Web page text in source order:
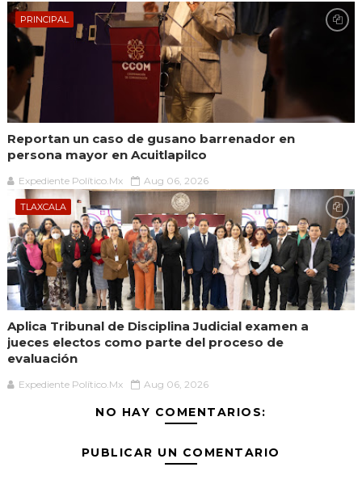
PRINCIPAL
Reportan un caso de gusano barrenador en
persona mayor en Acuitlapilco
Expediente Político.Mx Aug 06, 2026
TLAXCALA
Aplica Tribunal de Disciplina Judicial examen a
jueces electos como parte del proceso de
evaluación
Expediente Político.Mx Aug 06, 2026
NO HAY COMENTARIOS:
PUBLICAR UN COMENTARIO